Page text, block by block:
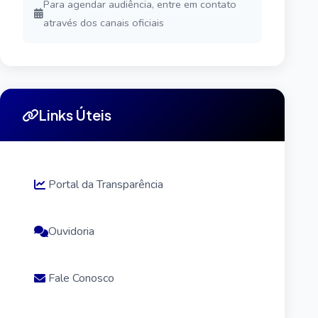
Para agendar audiência, entre em contato
através dos canais oficiais
Links Úteis
Portal da Transparência
Ouvidoria
Fale Conosco